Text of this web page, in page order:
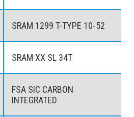
SRAM 1299 T-TYPE 10-52
SRAM XX SL 34T
FSA SIC CARBON
INTEGRATED